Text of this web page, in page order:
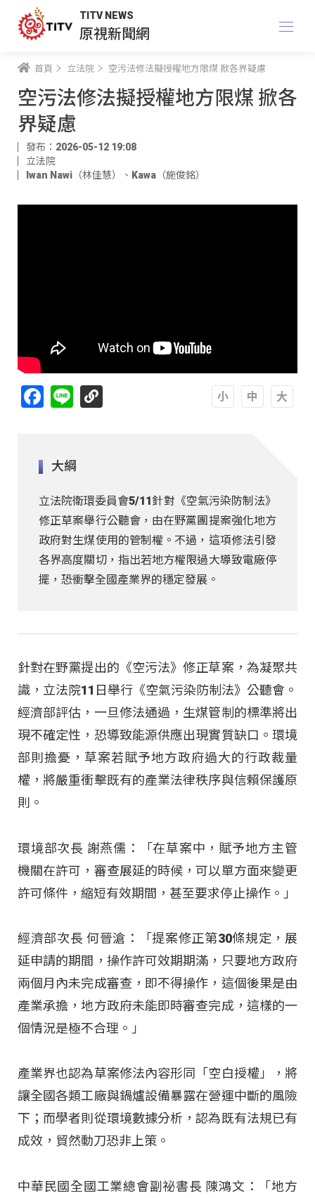
TITV NEWS
原視新聞網
首頁 立法院 空污法修法擬授權地方限煤 掀各界疑慮
空污法修法擬授權地方限煤 掀各
界疑慮
發布：2026-05-12 19:08
立法院
Iwan Nawi（林佳慧）
、 Kawa（施俊銘）
Facebook
Line
大綱
立法院衛環委員會5/11針對《空氣污染防制法》
修正草案舉行公聽會，由在野黨團提案強化地方
政府對生煤使用的管制權。不過，這項修法引發
各界高度關切，指出若地方權限過大導致電廠停
擺，恐衝擊全國產業界的穩定發展。
針對在野黨提出的《空污法》修正草案，為凝聚共
識，立法院11日舉行《空氣污染防制法》公聽會。
經濟部評估，一旦修法通過，生煤管制的標準將出
現不確定性，恐導致能源供應出現實質缺口。環境
部則擔憂，草案若賦予地方政府過大的行政裁量
權，將嚴重衝擊既有的產業法律秩序與信賴保護原
則。
環境部次長 謝燕儒：「在草案中，賦予地方主管
機關在許可，審查展延的時候，可以單方面來變更
許可條件，縮短有效期間，甚至要求停止操作。」
經濟部次長 何晉滄：「提案修正第30條規定，展
延申請的期間，操作許可效期期滿，只要地方政府
兩個月內未完成審查，即不得操作，這個後果是由
產業承擔，地方政府未能即時審查完成，這樣的一
個情況是極不合理。」
產業界也認為草案修法內容形同「空白授權」，將
讓全國各類工廠與鍋爐設備暴露在營運中斷的風險
下；而學者則從環境數據分析，認為既有法規已有
成效，貿然動刀恐非上策。
中華民國全國工業總會副祕書長 陳鴻文：「地方